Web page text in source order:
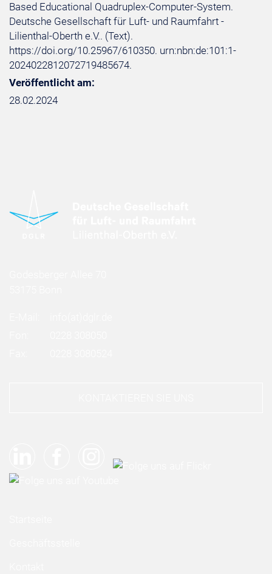
Based Educational Quadruplex-Computer-System.
Deutsche Gesellschaft für Luft- und Raumfahrt -
Lilienthal-Oberth e.V.. (Text).
https://doi.org/10.25967/610350. urn:nbn:de:101:1-
2024022812072719485674.
Veröffentlicht am:
28.02.2024